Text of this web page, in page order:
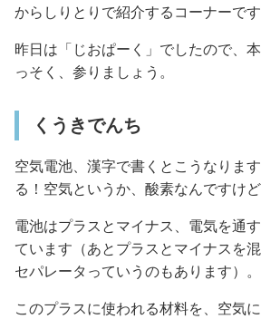
からしりとりで紹介するコーナーです
昨日は「じおぱーく」でしたので、
っそく、参りましょう。
くうきでんち
空気電池、漢字で書くとこうなりま
る！空気というか、酸素なんですけど
電池はプラスとマイナス、電気を通
ています（あとプラスとマイナスを
セパレータっていうのもあります）。
このプラスに使われる材料を、空気